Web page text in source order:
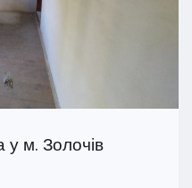
у м. Золочів